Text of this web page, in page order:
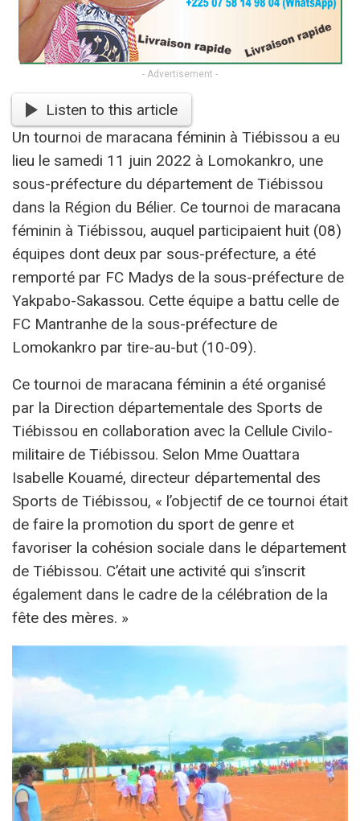
- Advertisement -
Listen to this article
Un tournoi de maracana féminin à Tiébissou a eu
lieu le samedi 11 juin 2022 à Lomokankro, une
sous-préfecture du département de Tiébissou
dans la Région du Bélier. Ce tournoi de maracana
féminin à Tiébissou, auquel participaient huit (08)
équipes dont deux par sous-préfecture, a été
remporté par FC Madys de la sous-préfecture de
Yakpabo-Sakassou. Cette équipe a battu celle de
FC Mantranhe de la sous-préfecture de
Lomokankro par tire-au-but (10-09).
Ce tournoi de maracana féminin a été organisé
par la Direction départementale des Sports de
Tiébissou en collaboration avec la Cellule Civilo-
militaire de Tiébissou. Selon Mme Ouattara
Isabelle Kouamé, directeur départemental des
Sports de Tiébissou, « l’objectif de ce tournoi était
de faire la promotion du sport de genre et
favoriser la cohésion sociale dans le département
de Tiébissou. C’était une activité qui s’inscrit
également dans le cadre de la célébration de la
fête des mères. »